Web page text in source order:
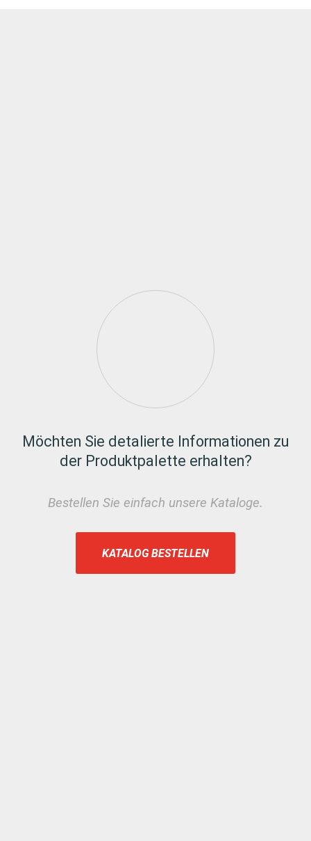
Möchten Sie detalierte Informationen zu
der Produktpalette erhalten?
Bestellen Sie einfach unsere Kataloge.
KATALOG BESTELLEN